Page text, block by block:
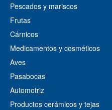
Pescados y mariscos
Frutas
Cárnicos
Medicamentos y cosméticos
Aves
Pasabocas
Automotriz
Productos cerámicos y tejas